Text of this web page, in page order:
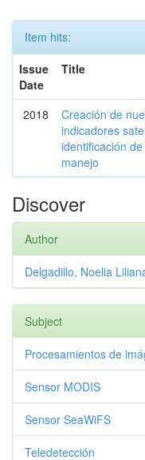
Item hits:
Issue
Date
Title
2018
Creación de
indicadores
identificación
manejo
Discover
Author
Delgadillo, Noelia
Subject
Procesamientos de
Sensor MODIS
Sensor SeaWiFS
Teledetección